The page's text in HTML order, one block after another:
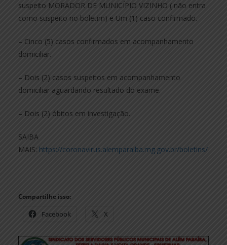
suspeito MORADOR DE MUNICÍPIO VIZINHO ( não entra
como suspeito no boletim) e Um (1) caso confirmado.
– Cinco (5) casos confirmados em acompanhamento
domiciliar.
– Dois (2) casos suspeitos em acompanhamento
domiciliar aguardando resultado do exame.
– Dois (2) óbitos em investigação.
SAIBA
MAIS: https://coronavirus.alemparaiba.mg.gov.br/boletins/
Compartilhe isso:
Facebook X